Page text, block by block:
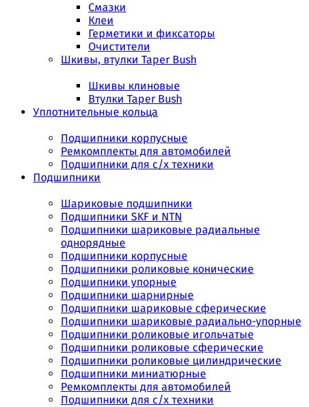
Смазки
Клеи
Герметики и фиксаторы
Очистители
Шкивы, втулки Taper Bush
Шкивы клиновые
Втулки Taper Bush
Уплотнительные кольца
Подшипники корпусные
Ремкомплекты для автомобилей
Подшипники для с/х техники
Подшипники
Шариковые подшипники
Подшипники SKF и NTN
Подшипники шариковые радиальные
однорядные
Подшипники корпусные
Подшипники роликовые конические
Подшипники упорные
Подшипники шарнирные
Подшипники шариковые сферические
Подшипники шариковые радиально-упорные
Подшипники роликовые игольчатые
Подшипники роликовые сферические
Подшипники роликовые цилиндрические
Подшипники миниатюрные
Ремкомплекты для автомобилей
Подшипники для с/х техники